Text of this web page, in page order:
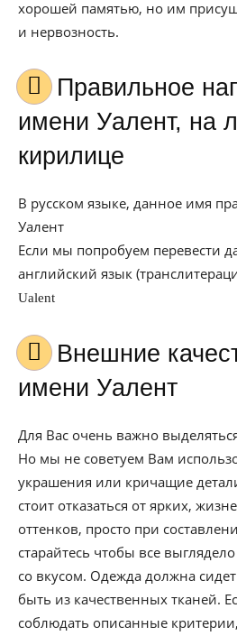
хорошей памятью, но им
и нервозность.
Правильное написание
имени Уалент, на
кирилице
В русском языке, данное имя
Уалент
Если мы попробуем перевести
английский язык
Ualent
Внешние качества для
имени Уалент
Для Вас очень важно
Но мы не советуем Вам
украшения или кричащие
стоит отказаться от ярких,
оттенков, просто при
старайтесь чтобы все
со вкусом. Одежда должна
быть из качественных тканей.
соблюдать описанные